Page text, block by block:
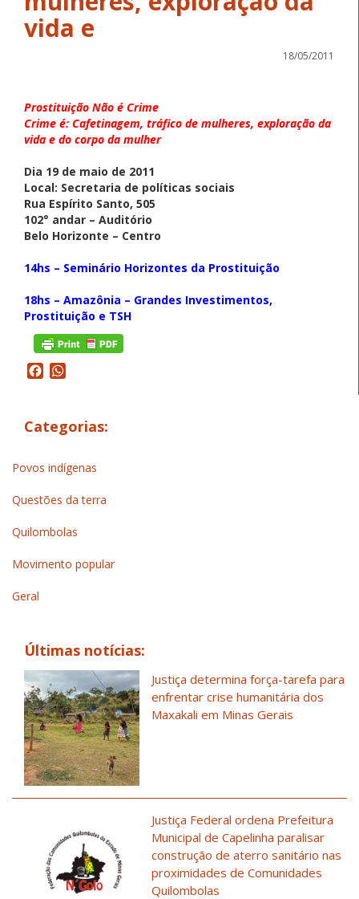
vida e
18/05/2011
Prostituição Não é Crime
Crime é: Cafetinagem, tráfico de mulheres, exploração da
vida e do corpo da mulher
Dia 19 de maio de 2011
Local: Secretaria de políticas sociais
Rua Espírito Santo, 505
102° andar – Auditório
Belo Horizonte – Centro
14hs – Seminário Horizontes da Prostituição
18hs – Amazônia – Grandes Investimentos,
Prostituição e TSH
Facebook
Categorias:
Povos indígenas
Questões da terra
Quilombolas
Movimento popular
Geral
Últimas notícias:
Justiça determina força-tarefa para
enfrentar crise humanitária dos
Maxakali em Minas Gerais
Justiça Federal ordena Prefeitura
Municipal de Capelinha paralisar
construção de aterro sanitário nas
proximidades de Comunidades
Quilombolas